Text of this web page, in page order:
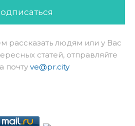
рассказать людям или у Вас
статей, отправляйте
почту ve@pr.city